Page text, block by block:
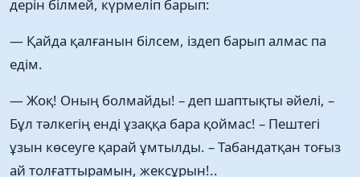
дерін білмей, күрмеліп барып:
— Қайда қалғанын білсем, іздеп барып алмас па
едім.
— Жоқ! Оның болмайды! – деп шаптықты әйелі, –
Бұл тәлкегің енді ұзаққа бара қоймас! – Пештегі
ұзын көсеуге қарай ұмтылды. – Табандатқан тоғыз
ай толғаттырамын, жексұрын!..